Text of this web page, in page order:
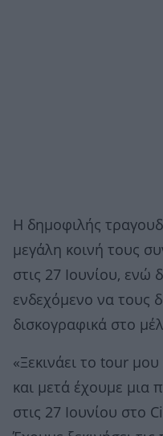
Η δημοφιλής
μεγάλη κοινή τους
στις 27 Ιουνίου, ενώ
ενδεχόμενο να τους
δισκογραφικά στο
«Ξεκινάει το tour
και μετά έχουμε μια
στις 27 Ιουνίου στο